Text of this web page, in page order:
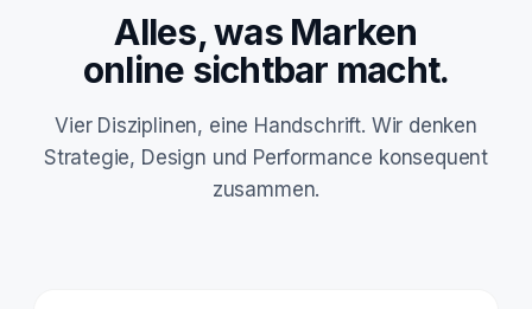
Alles, was Marken
online sichtbar macht.
Vier Disziplinen, eine Handschrift. Wir denken
Strategie, Design und Performance konsequent
zusammen.